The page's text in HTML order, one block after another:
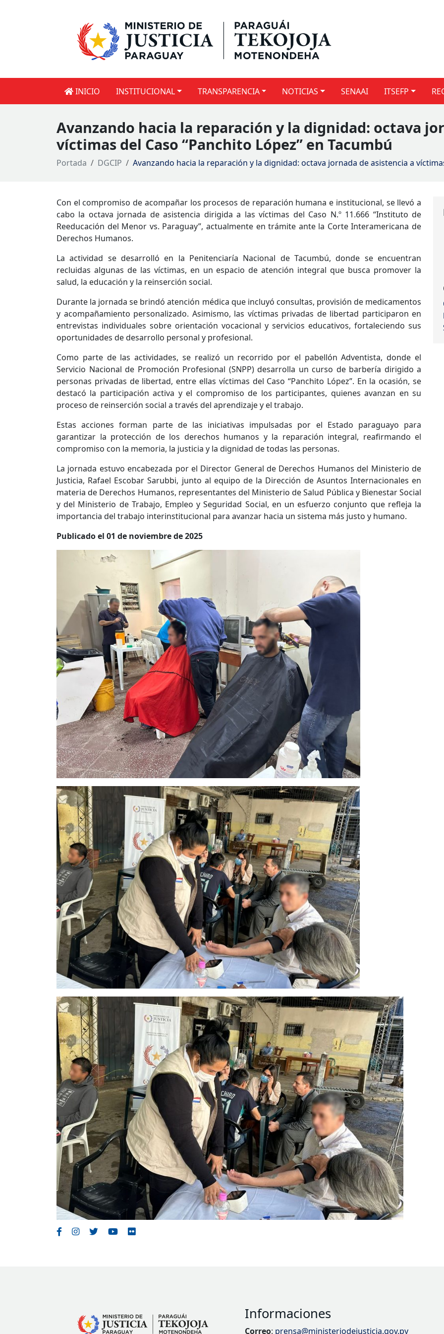
INICIO INSTITUCIONAL TRANSPARENCIA NOTICIAS SENAAI ITSEFP
Avanzando hacia la reparación y la dignidad: octava
víctimas del Caso “Panchito López” en Tacumbú
Portada DGCIP Avanzando hacia la reparación y la dignidad: octava jornada de asistencia a
Con el compromiso de acompañar los procesos de reparación humana e institucional, se llevó a
cabo la octava jornada de asistencia dirigida a las víctimas del Caso N.º 11.666 “Instituto de
Reeducación del Menor vs. Paraguay”, actualmente en trámite ante la Corte Interamericana de
Derechos Humanos.
La actividad se desarrolló en la Penitenciaría Nacional de Tacumbú, donde se encuentran
recluidas algunas de las víctimas, en un espacio de atención integral que busca promover la
salud, la educación y la reinserción social.
Durante la jornada se brindó atención médica que incluyó consultas, provisión de medicamentos
y acompañamiento personalizado. Asimismo, las víctimas privadas de libertad participaron en
entrevistas individuales sobre orientación vocacional y servicios educativos, fortaleciendo sus
oportunidades de desarrollo personal y profesional.
Como parte de las actividades, se realizó un recorrido por el pabellón Adventista, donde el
Servicio Nacional de Promoción Profesional (SNPP) desarrolla un curso de barbería dirigido a
personas privadas de libertad, entre ellas víctimas del Caso “Panchito López”. En la ocasión, se
destacó la participación activa y el compromiso de los participantes, quienes avanzan en su
proceso de reinserción social a través del aprendizaje y el trabajo.
Estas acciones forman parte de las iniciativas impulsadas por el Estado paraguayo para
garantizar la protección de los derechos humanos y la reparación integral, reafirmando el
compromiso con la memoria, la justicia y la dignidad de todas las personas.
La jornada estuvo encabezada por el Director General de Derechos Humanos del Ministerio de
Justicia, Rafael Escobar Sarubbi, junto al equipo de la Dirección de Asuntos Internacionales en
materia de Derechos Humanos, representantes del Ministerio de Salud Pública y Bienestar Social
y del Ministerio de Trabajo, Empleo y Seguridad Social, en un esfuerzo conjunto que refleja la
importancia del trabajo interinstitucional para avanzar hacia un sistema más justo y humano.
Publicado el 01 de noviembre de 2025
Informaciones
Correo: prensa@ministeriodejusticia.gov.py